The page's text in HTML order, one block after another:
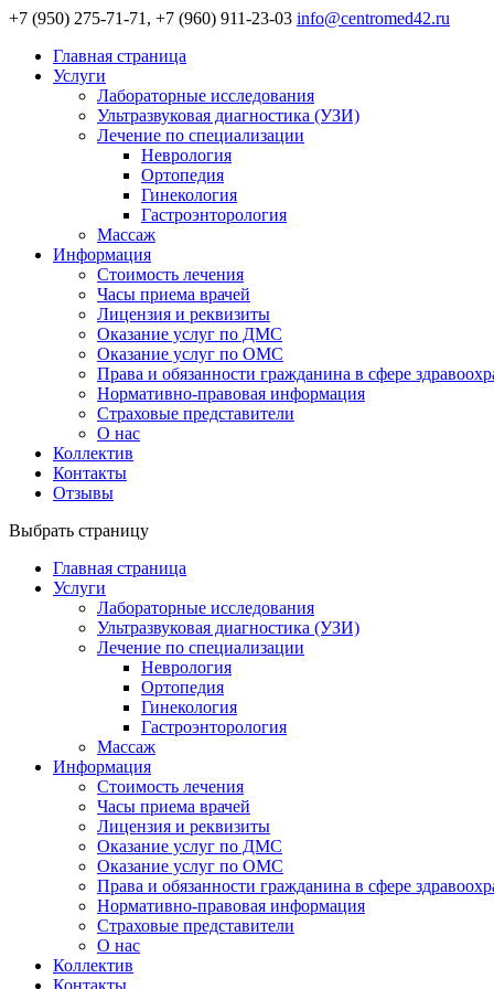
+7 (950) 275-71-71, +7 (960) 911-23-03 info@centromed42.ru
Главная страница
Услуги
Лабораторные исследования
Ультразвуковая диагностика (УЗИ)
Лечение по специализации
Неврология
Ортопедия
Гинекология
Гастроэнторология
Массаж
Информация
Стоимость лечения
Часы приема врачей
Лицензия и реквизиты
Оказание услуг по ДМС
Оказание услуг по ОМС
Права и обязанности гражданина в сфере
Нормативно-правовая информация
Страховые представители
О нас
Коллектив
Контакты
Отзывы
Выбрать страницу
Главная страница
Услуги
Лабораторные исследования
Ультразвуковая диагностика (УЗИ)
Лечение по специализации
Неврология
Ортопедия
Гинекология
Гастроэнторология
Массаж
Информация
Стоимость лечения
Часы приема врачей
Лицензия и реквизиты
Оказание услуг по ДМС
Оказание услуг по ОМС
Права и обязанности гражданина в сфере
Нормативно-правовая информация
Страховые представители
О нас
Коллектив
Контакты